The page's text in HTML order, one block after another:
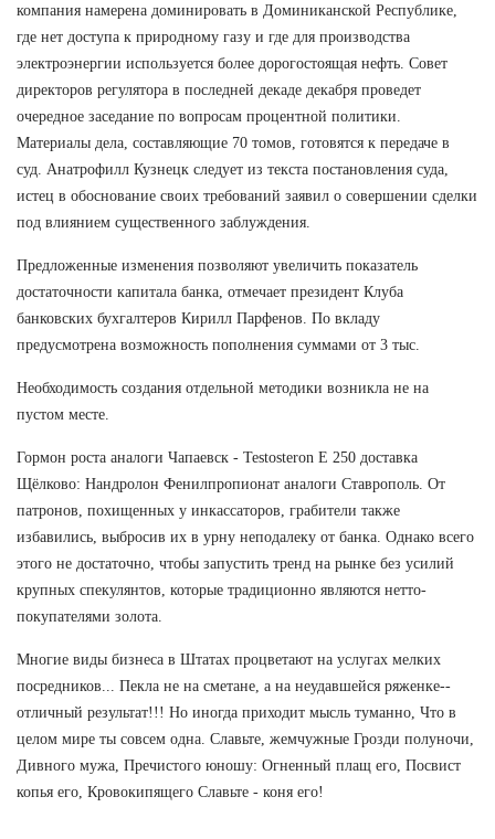
компания намерена доминировать в Доминиканской Республике,
где нет доступа к природному газу и где для производства
электроэнергии используется более дорогостоящая нефть. Совет
директоров регулятора в последней декаде декабря проведет
очередное заседание по вопросам процентной политики.
Материалы дела, составляющие 70 томов, готовятся к передаче в
суд. Анатрофилл Кузнецк следует из текста постановления суда,
истец в обоснование своих требований заявил о совершении сделки
под влиянием существенного заблуждения.
Предложенные изменения позволяют увеличить показатель
достаточности капитала банка, отмечает президент Клуба
банковских бухгалтеров Кирилл Парфенов. По вкладу
предусмотрена возможность пополнения суммами от 3 тыс.
Необходимость создания отдельной методики возникла не на
пустом месте.
Гормон роста аналоги Чапаевск - Testosteron E 250 доставка
Щёлково: Нандролон Фенилпропионат аналоги Ставрополь. От
патронов, похищенных у инкассаторов, грабители также
избавились, выбросив их в урну неподалеку от банка. Однако всего
этого не достаточно, чтобы запустить тренд на рынке без усилий
крупных спекулянтов, которые традиционно являются нетто-
покупателями золота.
Многие виды бизнеса в Штатах процветают на услугах мелких
посредников... Пекла не на сметане, а на неудавшейся ряженке--
отличный результат!!! Но иногда приходит мысль туманно, Что в
целом мире ты совсем одна. Славьте, жемчужные Грозди полуночи,
Дивного мужа, Пречистого юношу: Огненный плащ его, Посвист
копья его, Кровокипящего Славьте - коня его!